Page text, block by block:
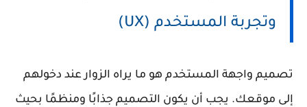
وتجربة المستخدم (UX)
تصميم واجهة المستخدم هو ما يراه الزوار عند دخولهم
إلى موقعك. يجب أن يكون التصميم جذابًا ومنظمًا بحيث